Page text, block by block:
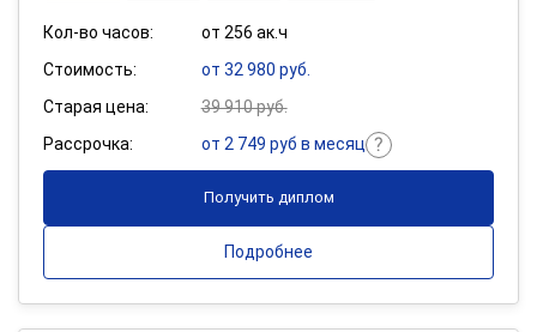
Кол-во часов:
от 256 ак.ч
Стоимость:
от 32 980 руб.
Старая цена:
39 910 руб.
Рассрочка:
от 2 749 руб в месяц
Получить диплом
Подробнее